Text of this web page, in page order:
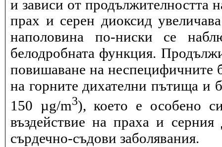
и зависи от продължителността
прах и серен диоксид
наполовина по-ниски се
белодробната функция.
повишаване на неспецифичните
на горните дихателни пътища и
150 µg/m3), което е особено
въздействие на праха и
сърдечно-съдови заболявания.